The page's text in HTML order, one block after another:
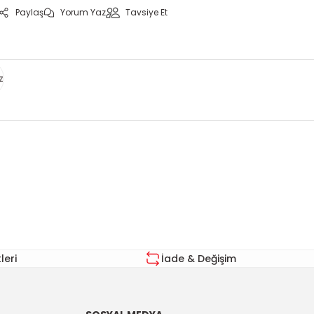
Paylaş Yorum Yaz Tavsiye Et
İade & Değişim